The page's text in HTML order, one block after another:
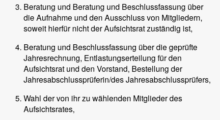
Beratung und Beratung und Beschlussfassung über
die Aufnahme und den Ausschluss von Mitgliedern,
soweit hierfür nicht der Aufsichtsrat zuständig ist,
Beratung und Beschlussfassung über die geprüfte
Jahresrechnung, Entlastungserteilung für den
Aufsichtsrat und den Vorstand, Bestellung der
Jahresabschlussprüferin/des Jahresabschlussprüfers,
Wahl der von ihr zu wählenden Mitglieder des
Aufsichtsrates,